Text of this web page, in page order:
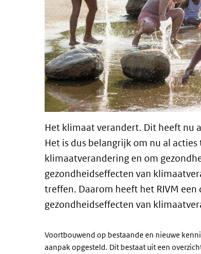
Het klimaat verandert. Dit heeft nu
Het is dus belangrijk om nu al
klimaatverandering en om
gezondheidseffecten van
treffen. Daarom heeft het RIVM
gezondheidseffecten van
Voortbouwend op bestaande en nieuwe
aanpak opgesteld. Dit bestaat uit een